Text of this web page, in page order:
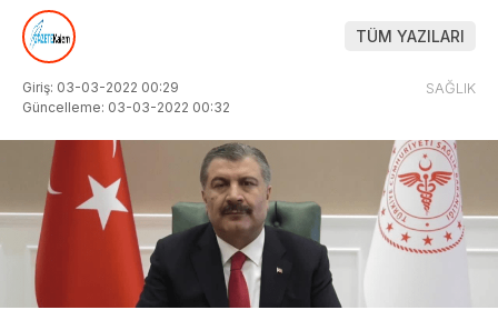
TÜM YAZILARI
Giriş: 03-03-2022 00:29
Güncelleme: 03-03-2022 00:32
SAĞLIK